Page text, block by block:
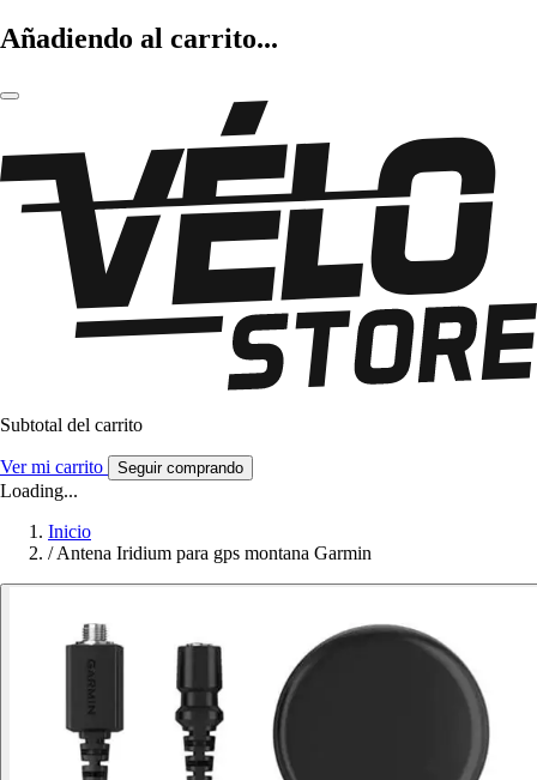
Añadiendo al carrito...
Subtotal del carrito
Ver mi carrito Seguir comprando
Loading...
Inicio
/Antena Iridium para gps montana Garmin